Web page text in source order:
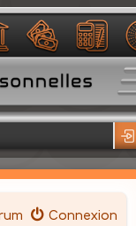
Connexion